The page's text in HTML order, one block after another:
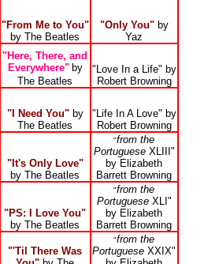
"From Me to You"
by The Beatles
"Only You"by
Yaz
"Here, There, and
Everywhere" by
The Beatles
"Love In a Life" by
Robert Browning
"I Need You"by
The Beatles
"Life In A Love" by
Robert Browning
"It's Only Love"
by The Beatles
"from the
PortugueseXLIII"
by Elizabeth
Barrett Browning
"PS: I Love You"
by The Beatles
"from the
PortugueseXLI"
by Elizabeth
Barrett Browning
"'Til There Was
"from the
Portuguese XXIX"